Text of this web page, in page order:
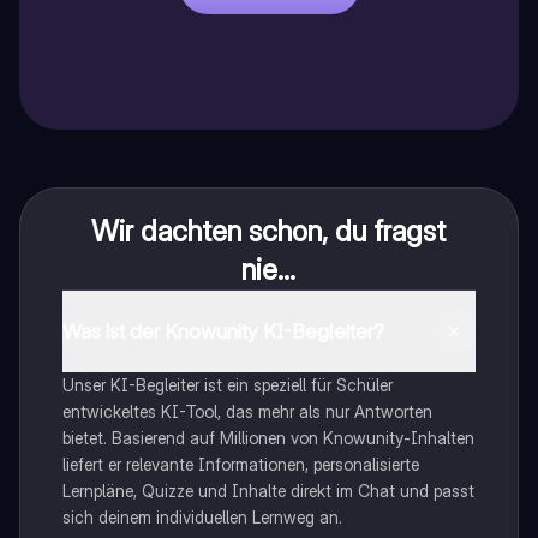
Wir dachten schon, du fragst
nie...
Unser KI-Begleiter ist ein speziell für Schüler
entwickeltes KI-Tool, das mehr als nur Antworten
bietet. Basierend auf Millionen von Knowunity-Inhalten
liefert er relevante Informationen, personalisierte
Lernpläne, Quizze und Inhalte direkt im Chat und passt
sich deinem individuellen Lernweg an.